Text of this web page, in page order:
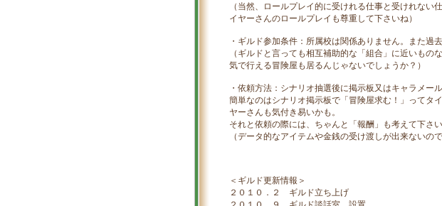
（当然、ロールプレイ的に受けれる仕事と受けれな
イヤーさんのロールプレイも尊重して下さいね）
・ギルド参加条件：所属校は関係ありません。また過
（ギルドと言っても相互補助的な「組合」に近いも
気で行える冒険屋も居るんじゃないでしょうか？）
・依頼方法：シナリオ抽選後に掲示板又はキャラメー
簡単なのはシナリオ掲示板で「冒険屋求む！」ってタ
ヤーさんも気付き易いかも。
それと依頼の際には、ちゃんと「報酬」も考えて下さい
（データ的なアイテムや金銭の受け渡しが出来ないの
＜ギルド更新情報＞
２０１０．２ ギルド立ち上げ